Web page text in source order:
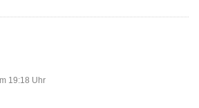
19:18 Uhr